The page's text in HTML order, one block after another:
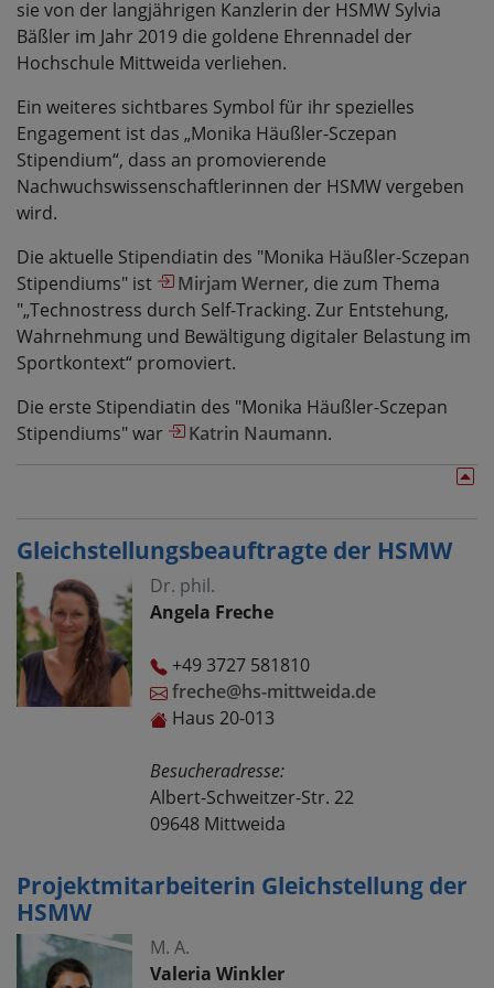
sie von der langjährigen Kanzlerin der HSMW Sylvia
Bäßler im Jahr 2019 die goldene Ehrennadel der
Hochschule Mittweida verliehen.
Ein weiteres sichtbares Symbol für ihr spezielles
Engagement ist das „Monika Häußler-Sczepan
Stipendium“, dass an promovierende
Nachwuchswissenschaftlerinnen der HSMW vergeben
wird.
Die aktuelle Stipendiatin des "Monika Häußler-Sczepan
Stipendiums" ist
Mirjam Werner, die zum Thema
"„Technostress durch Self-Tracking. Zur Entstehung,
Wahrnehmung und Bewältigung digitaler Belastung im
Sportkontext“ promoviert.
Die erste Stipendiatin des "Monika Häußler-Sczepan
Stipendiums" war
Katrin Naumann.
Gleichstellungsbeauftragte der HSMW
Dr. phil.
Angela Freche
+49 3727 581810
freche@hs-mittweida.de
Haus 20-013
Besucheradresse:
Albert-Schweitzer-Str. 22
09648 Mittweida
Projektmitarbeiterin Gleichstellung der
HSMW
M. A.
Valeria Winkler